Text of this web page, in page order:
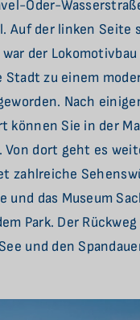
Oder-
Auf der linken Seite
der Lokomotivbau
zu einem
Nach
können Sie in der
Von dort geht es
zahlreiche
das Museum
Park. Der
und den